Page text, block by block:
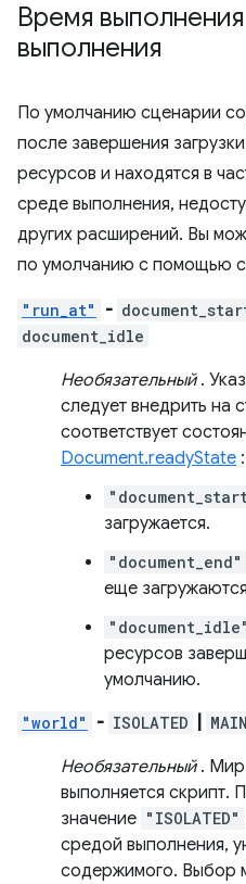
Время
выполнения
По умолчанию сценарии
после завершения
ресурсов и находятся в
среде выполнения,
других расширений. Вы
по умолчанию с помощью
"run_at" -
document_idle
Необязательный.
следует внедрить на
соответствует
Document.readyState :
загружается.
"document_end"
еще
"document_idle"
ресурсов
умолчанию.
"world" - ISOLATED MAIN
Необязательный. Мир
выполняется скрипт.
значение "ISOLATED"
средой выполнения,
содержимого. Выбор